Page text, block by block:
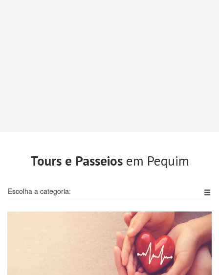
Tours e Passeiosem Pequim
Escolha a categoria: